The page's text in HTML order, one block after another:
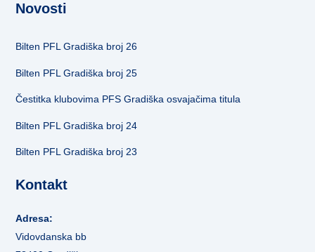
Novosti
Bilten PFL Gradiška broj 26
Bilten PFL Gradiška broj 25
Čestitka klubovima PFS Gradiška osvajačima titula
Bilten PFL Gradiška broj 24
Bilten PFL Gradiška broj 23
Kontakt
Adresa:
Vidovdanska bb